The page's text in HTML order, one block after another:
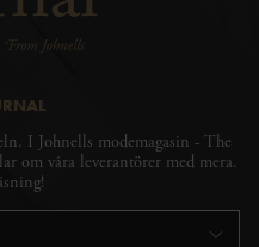
I Johnells modemagasin - The
om våra leverantörer med mera.